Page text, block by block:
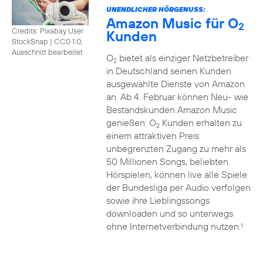
Credits: Pixabay User
StockSnap | CC0 1.0,
Ausschnitt bearbeitet
UNENDLICHER HÖRGENUSS:
Amazon Music für O2
Kunden
O2bietet als einziger Netzbetreiber
in Deutschland seinen Kunden
ausgewählte Dienste von Amazon
an. Ab 4. Februar können Neu- wie
Bestandskunden Amazon Music
genießen: O2Kunden erhalten zu
einem attraktiven Preis
unbegrenzten Zugang zu mehr als
50 Millionen Songs, beliebten
Hörspielen, können live alle Spiele
der Bundesliga per Audio verfolgen
sowie ihre Lieblingssongs
downloaden und so unterwegs
ohne Internetverbindung nutzen.1